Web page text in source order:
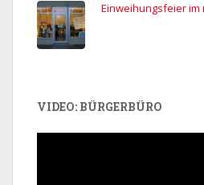
Einweihungsfeier
VIDEO: BÜRGERBÜRO